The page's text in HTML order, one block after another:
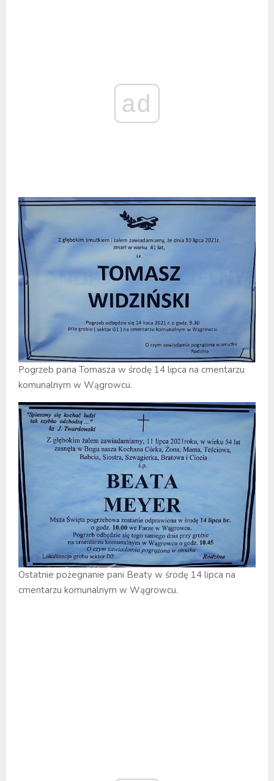
ad
Pogrzeb pana Tomasza w środę 14 lipca na cmentarzu
komunalnym w Wągrowcu.
Ostatnie pożegnanie pani Beaty w środę 14 lipca na
cmentarzu komunalnym w Wągrowcu.